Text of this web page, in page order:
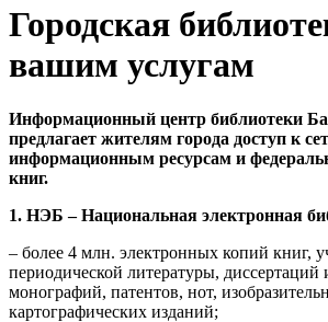
Городская
вашим услугам
Информационный центр библиотеки
предлагает жителям города доступ к
информационным ресурсам и
книг.
1. НЭБ – Национальная электронная
– более 4 млн. электронных копий книг,
периодической литературы, диссертаций
монографий, патентов, нот,
картографических изданий;